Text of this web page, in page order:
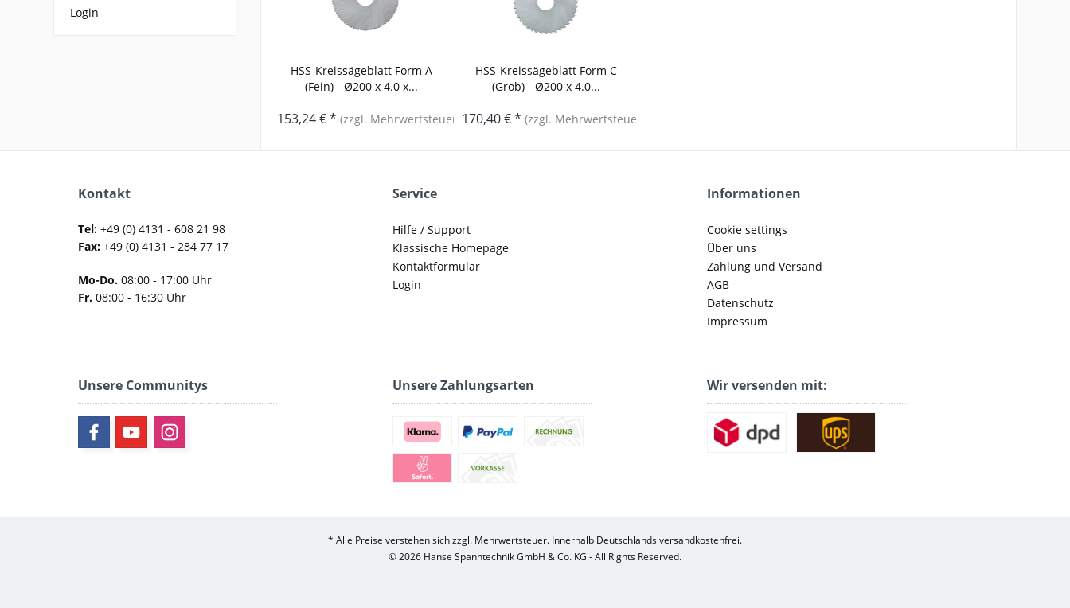
Login
HSS-Kreissägeblatt Form A
(Fein) - Ø200 x 4.0 x...
153,24 € *(zzgl. Mehrwertsteuer)
HSS-Kreissägeblatt Form C
(Grob) - Ø200 x 4.0...
170,40 € *(zzgl. Mehrwertsteuer)
Kontakt
Tel:+49 (0) 4131 - 608 21 98
Fax:+49 (0) 4131 - 284 77 17
Mo-Do.08:00 - 17:00 Uhr
Fr.08:00 - 16:30 Uhr
Service
Hilfe / Support
Klassische Homepage
Kontaktformular
Login
Informationen
Cookie settings
Über uns
Zahlung und Versand
AGB
Datenschutz
Impressum
Unsere Communitys Unsere Zahlungsarten Wir versenden mit:
* Alle Preise verstehen sich zzgl. Mehrwertsteuer. Innerhalb Deutschlands versandkostenfrei.
© 2026 Hanse Spanntechnik GmbH & Co. KG - All Rights Reserved.